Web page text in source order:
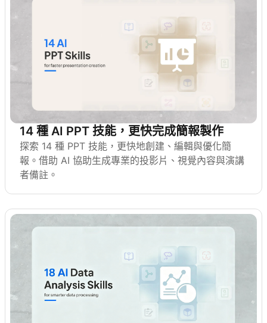
14 種 AI PPT 技能，更快完成簡報製作
探索 14 種 PPT 技能，更快地創建、編輯與優化簡
報。借助 AI 協助生成專業的投影片、視覺內容與演講
者備註。